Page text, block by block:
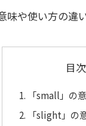
味や使い方の違
目次
「small」の
「slight」の